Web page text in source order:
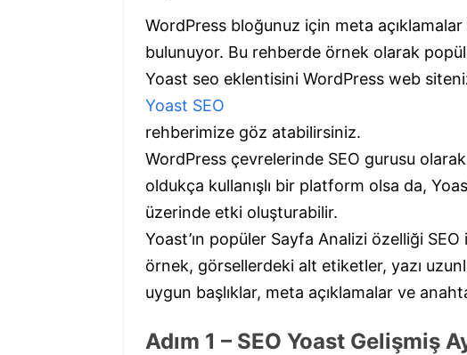
WordPress bloğunuz için meta
bulunuyor. Bu rehberde örnek olarak
Yoast seo eklentisini WordPress web
Yoast SEO
rehberimize göz atabilirsiniz.
WordPress çevrelerinde SEO gurusu
oldukça kullanışlı bir platform olsa da,
üzerinde etki oluşturabilir.
Yoast’ın popüler Sayfa Analizi özelliği
örnek, görsellerdeki alt etiketler, yazı
uygun başlıklar, meta açıklamalar ve
Adım 1 – SEO Yoast Gelişmiş